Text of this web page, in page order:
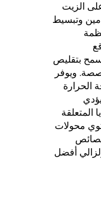
الزيت
وتبسيط
بتقليص
ويوفر
الحرارة
المتعلقة
محولات
أفضل